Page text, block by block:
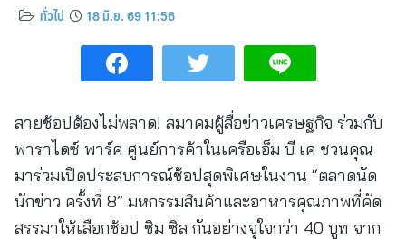
ทั่วไป 18 มิ.ย. 69 11:56
สายช้อปต้องไม่พลาด! สมาคมผู้สื่อข่าวเศรษฐกิจ ร่วมกับ
พาราไดซ์ พาร์ค ศูนย์การค้าในเครือเอ็ม บี เค ชวนคุณ
มาร่วมเปิดประสบการณ์ช้อปสุดพิเศษในงาน “ตลาดนัด
นักข่าว ครั้งที่ 8” มหกรรมสินค้าและอาหารคุณภาพที่คัด
สรรมาให้เลือกช้อป ชิม ชิล กันอย่างจุใจกว่า 40 บูท จาก